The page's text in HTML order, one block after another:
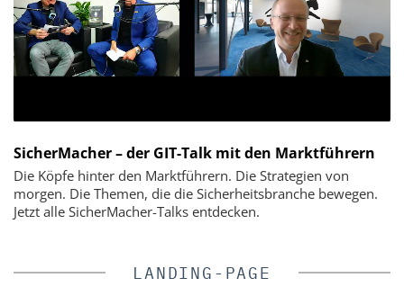
SicherMacher – der GIT-Talk mit den Marktführern
Die Köpfe hinter den Marktführern. Die Strategien von
morgen. Die Themen, die die Sicherheitsbranche bewegen.
Jetzt alle SicherMacher-Talks entdecken.
LANDING-PAGE